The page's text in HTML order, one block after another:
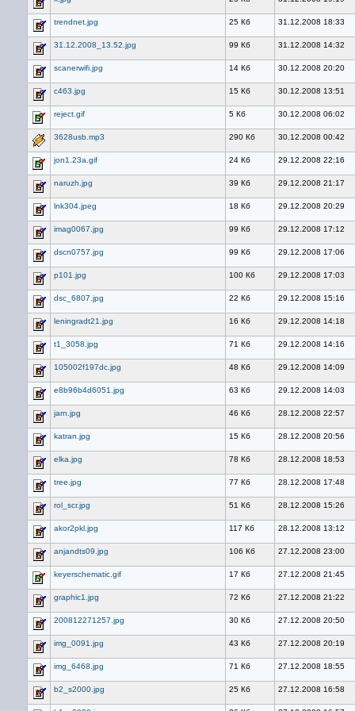
trendnet.jpg 25 Кб 31.12.2008 18:33
31.12.2008_13.52.jpg 99 Кб 31.12.2008 14:32
scanerwifi.jpg 14 Кб 30.12.2008 20:20
c463.jpg 15 Кб 30.12.2008 13:51
reject.gif 5 Кб 30.12.2008 06:02
3628usb.mp3 290 Кб 30.12.2008 00:42
jon1.23a.gif 24 Кб 29.12.2008 22:16
naruzh.jpg 39 Кб 29.12.2008 21:17
lnk304.jpeg 18 Кб 29.12.2008 20:29
imag0067.jpg 99 Кб 29.12.2008 17:12
dscn0757.jpg 99 Кб 29.12.2008 17:06
p101.jpg 100 Кб 29.12.2008 17:03
dsc_6807.jpg 22 Кб 29.12.2008 15:16
leningradt21.jpg 16 Кб 29.12.2008 14:18
t1_3058.jpg 71 Кб 29.12.2008 14:16
105002f197dc.jpg 48 Кб 29.12.2008 14:09
e8b96b4d6051.jpg 63 Кб 29.12.2008 14:03
jarn.jpg 46 Кб 28.12.2008 22:57
katran.jpg 15 Кб 28.12.2008 20:56
elka.jpg 78 Кб 28.12.2008 18:53
tree.jpg 77 Кб 28.12.2008 17:48
rol_scr.jpg 51 Кб 28.12.2008 15:26
akor2pkl.jpg 117 Кб 28.12.2008 13:12
anjandts09.jpg 106 Кб 27.12.2008 23:00
keyerschematic.gif 17 Кб 27.12.2008 21:45
graphic1.jpg 72 Кб 27.12.2008 21:22
200812271257.jpg 30 Кб 27.12.2008 20:50
img_0091.jpg 43 Кб 27.12.2008 20:19
img_6468.jpg 71 Кб 27.12.2008 18:55
b2_s2000.jpg 25 Кб 27.12.2008 16:58